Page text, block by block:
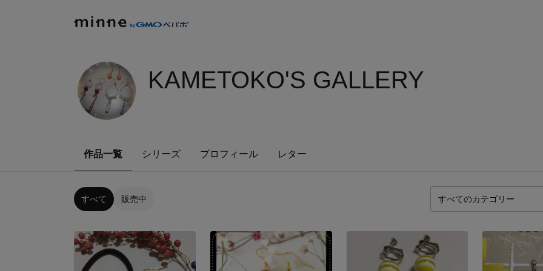
KAMETOKO'S GALLERY
作品一覧 シリーズ プロフィール レター
すべて 販売中